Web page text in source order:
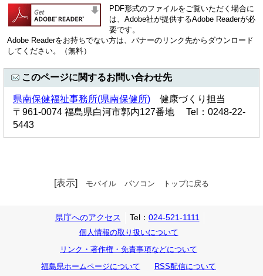
PDF形式のファイルをご覧いただく場合に
は、Adobe社が提供するAdobe Readerが必
要です。
Adobe Readerをお持ちでない方は、バナーのリンク先からダウンロード
してください。（無料）
このページに関するお問い合わせ先
県南保健福祉事務所(県南保健所) 健康づくり担当
〒961-0074 福島県白河市郭内127番地 Tel：0248-22-
5443
[表示] モバイル パソコン トップに戻る
県庁へのアクセス Tel： 024-521-1111
個人情報の取り扱いについて
リンク・著作権・免責事項などについて
福島県ホームページについて
RSS配信について